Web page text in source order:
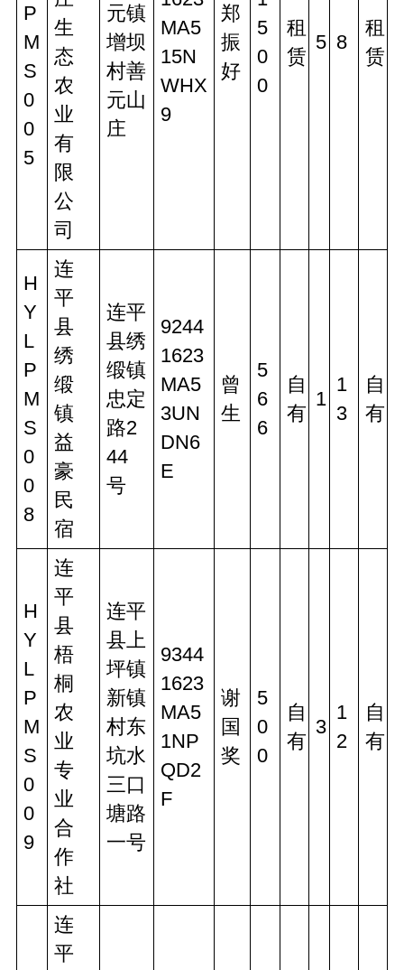
P
M
S
0
0
5
生
态
农
业
有
限
公
司
元镇
增坝
村善
元山
庄
MA5
15N
WHX
9
郑
振
好
5
0
0
租
赁
5 8
租
赁
H
Y
L
P
M
S
0
0
8
连
平
县
绣
缎
镇
益
豪
民
宿
连平
县绣
缎镇
忠定
路2
44
号
9244
1623
MA5
3UN
DN6
E
曾
生
5
6
6
自
有
1
1
3
自
有
H
Y
L
P
M
S
0
0
9
连
平
县
梧
桐
农
业
专
业
合
作
社
连平
县上
坪镇
新镇
村东
坑水
三口
塘路
一号
9344
1623
MA5
1NP
QD2
F
谢
国
奖
5
0
0
自
有
3
1
2
自
有
连
平